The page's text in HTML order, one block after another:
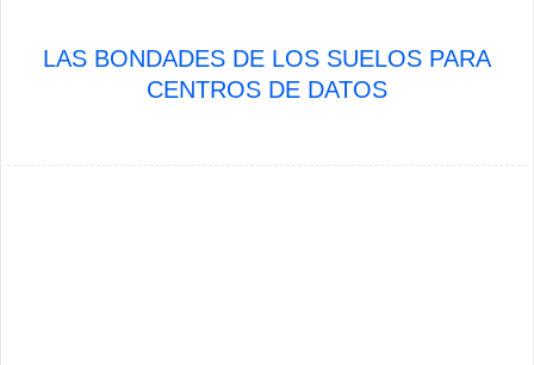
LAS BONDADES DE LOS SUELOS PARA
CENTROS DE DATOS